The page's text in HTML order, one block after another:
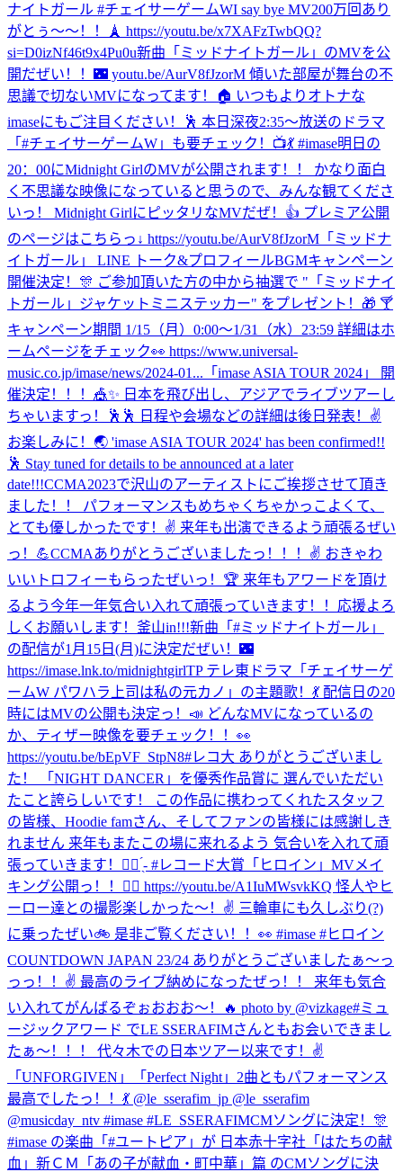
ナイトガール #チェイサーゲームWI say bye MV200万回あり
がとぅ〜〜！！🗼 https://youtu.be/x7XAFzTwbQQ?
si=D0izNf46t9x4Pu0u新曲「ミッドナイトガール」のMVを公
開だぜい！！🌃 youtu.be/AurV8fJzorM 傾いた部屋が舞台の不
思議で切ないMVになってます！🏠 いつもよりオトナな
imaseにもご注目ください！🕺 本日深夜2:35〜放送のドラマ
「#チェイサーゲームW」も要チェック！📺💃 #imase明日の
20：00にMidnight GirlのMVが公開されます！！ かなり面白
く不思議な映像になっていると思うので、みんな観てくださ
いっ！ Midnight GirlにピッタリなMVだぜ！👍 プレミア公開
のページはこちらっ↓ https://youtu.be/AurV8fJzorM 「ミッドナ
イトガール」 LINE トーク&プロフィールBGMキャンペーン
開催決定！🎊 ご参加頂いた方の中から抽選で "「ミッドナイ
トガール」ジャケットミニステッカー" をプレゼント！🎁 🍸
キャンペーン期間 1/15（月）0:00〜1/31（水）23:59 詳細はホ
ームページをチェック👀 https://www.universal-
music.co.jp/imase/news/2024-01... 「imase ASIA TOUR 2024」 開
催決定！！！🎪✨ 日本を飛び出し、アジアでライブツアーし
ちゃいますっ！🕺🕺 日程や会場などの詳細は後日発表！✌️
お楽しみに！🌏 'imase ASIA TOUR 2024' has been confirmed!!
🕺 Stay tuned for details to be announced at a later
date!!!CCMA2023で沢山のアーティストにご挨拶させて頂き
ました！！ パフォーマンスもめちゃくちゃかっこよくて、
とても優しかったです！✌️ 来年も出演できるよう頑張るぜい
っ！💪CCMAありがとうございましたっ！！！✌️ おきゃわ
いいトロフィーもらったぜいっ！🏆 来年もアワードを頂け
るよう今年一年気合い入れて頑張っていきます！！応援よろ
しくお願いします！ 釜山in!!!新曲「#ミッドナイトガール」
の配信が1月15日(月)に決定だぜい！🌃
https://imase.lnk.to/midnightgirlTP テレ東ドラマ「チェイサーゲ
ームW パワハラ上司は私の元カノ」の主題歌！💃 配信日の20
時にはMVの公開も決定っ！📣 どんなMVになっているの
か、ティザー映像を要チェック！！👀
https://youtu.be/bEpVF_StpN8#レコ大 ありがとうございまし
た！ 「NIGHT DANCER」を優秀作品賞に 選んでいただい
たこと誇らしいです！ この作品に携わってくれたスタッフ
の皆様、Hoodie famさん、そしてファンの皆様には感謝しき
れません 来年もまたこの場に来れるよう 気合いを入れて頑
張っていきます！✊🏻 ̖́- #レコード大賞 「ヒロイン」MVメイ
キング公開っ！！🦸‍♀️ https://youtu.be/A1IuMWsvkKQ 怪人やヒ
ーロー達との撮影楽しかった〜！✌️ 三輪車にも久しぶり(?)
に乗ったぜい🚲 是非ご覧ください！！👀 #imase #ヒロイン
COUNTDOWN JAPAN 23/24 ありがとうございましたぁ〜っ
っっ！！✌️ 最高のライブ納めになったぜっ！！ 来年も気合
い入れてがんばるぞぉおおお〜！🔥 photo by @vizkage#ミュ
ージックアワード でLE SSERAFIMさんともお会いできまし
たぁ〜！！！ 代々木での日本ツアー以来です！✌️
「UNFORGIVEN」「Perfect Night」2曲ともパフォーマンス
最高でしたっ！！💃 @le_sserafim_jp @le_sserafim
@musicday_ntv #imase #LE_SSERAFIMCMソングに決定！🎊
#imase の楽曲「#ユートピア」が 日本赤十字社「はたちの献
血」新ＣＭ「あの子が献血・町中華」篇 のCMソングに決